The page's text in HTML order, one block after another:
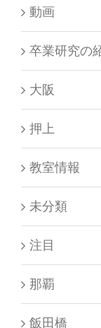
卒業研究の
大阪
押上
教室情報
未分類
注目
那覇
飯田橋